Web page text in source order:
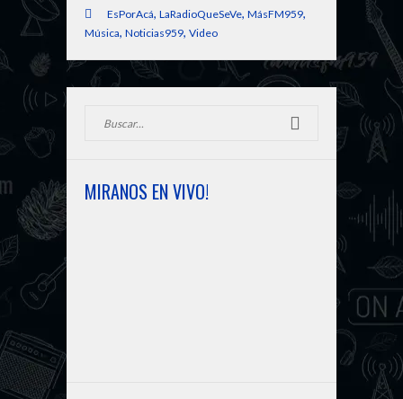
EsPorAcá, LaRadioQueSeVe, MásFM959,
Música, Noticias959, Video
MIRANOS EN VIVO!